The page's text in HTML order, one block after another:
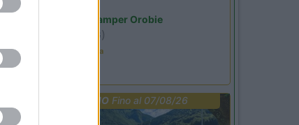
Area Sosta Camper Orobie
(BG)
Ardesio in scatola
PROMOFino al 07/08/26